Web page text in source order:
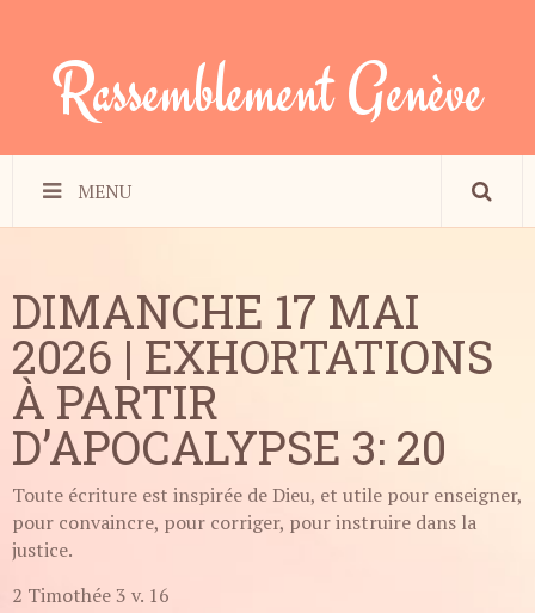
Rassemblement Genève
MENU
DIMANCHE 17 MAI
2026 | EXHORTATIONS
À PARTIR
D’APOCALYPSE 3: 20
Toute écriture est inspirée de Dieu, et utile pour enseigner,
pour convaincre, pour corriger, pour instruire dans la
justice.
2 Timothée 3 v. 16